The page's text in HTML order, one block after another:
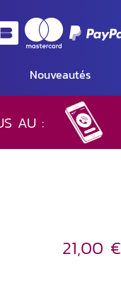
Nouveautés
AU :
21,00 €